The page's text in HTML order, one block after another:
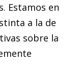
Estamos en
a la de
sobre la